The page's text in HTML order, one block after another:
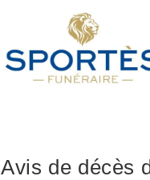
Avis de décès